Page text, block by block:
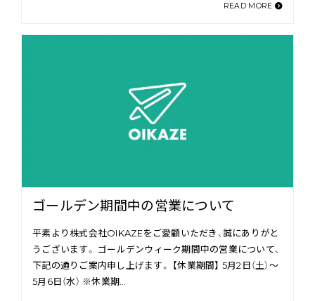
READ MORE
ゴールデン期間中の営業について
平素より株式会社OIKAZEをご愛顧いただき、誠にありがと
うございます。 ゴールデンウィーク期間中の営業について、
下記の通りご案内申し上げます。 【休業期間】 5月2日（土）〜
5月6日（水） ※休業期…